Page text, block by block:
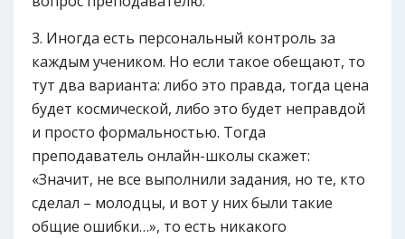
Иногда есть персональный контроль за
каждым учеником. Но если такое обещают, то
тут два варианта: либо это правда, тогда цена
будет космической, либо это будет неправдой
и просто формальностью. Тогда
преподаватель онлайн-школы скажет:
«Значит, не все выполнили задания, но те, кто
сделал – молодцы, и вот у них были такие
общие ошибки…», то есть никакого